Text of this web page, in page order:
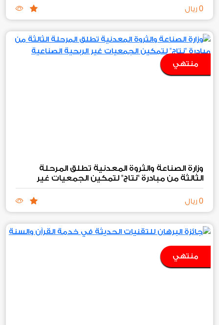
0 ريال
منتهي
وزارة الصناعة والثروة المعدنية تطلق المرحلة
الثالثة من مبادرة "نتاج" لتمكين الجمعيات غير
الربحية الصناعية والتعدينية
0 ريال
منتهي